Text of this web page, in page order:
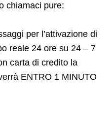
chiamaci pure:
per l’attivazione di
reale 24 ore su 24 – 7
carta di credito la
ENTRO 1 MINUTO